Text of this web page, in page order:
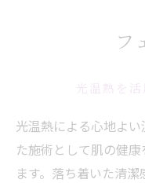
フ
光温熱を
光温熱による心地よ
た施術として肌の健
ます。落ち着いた清